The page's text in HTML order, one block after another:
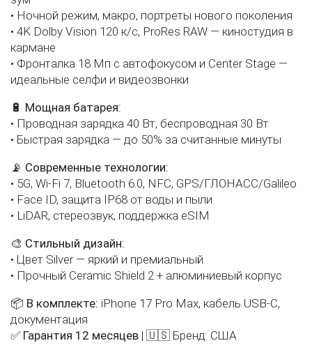
• Ночной режим, макро, портреты нового поколения
• 4K Dolby Vision 120 к/с, ProRes RAW — киностудия в
кармане
• Фронталка 18 Мп с автофокусом и Center Stage —
идеальные селфи и видеозвонки
🔋 Мощная батарея:
• Проводная зарядка 40 Вт, беспроводная 30 Вт
• Быстрая зарядка — до 50% за считанные минуты
📡 Современные технологии:
• 5G, Wi-Fi 7, Bluetooth 6.0, NFC, GPS/ГЛОНАСС/Galileo
• Face ID, защита IP68 от воды и пыли
• LiDAR, стереозвук, поддержка eSIM
🎨 Стильный дизайн:
• Цвет Silver — яркий и премиальный
• Прочный Ceramic Shield 2 + алюминиевый корпус
📦 В комплекте: iPhone 17 Pro Max, кабель USB-C,
документация
✅ Гарантия 12 месяцев | 🇺🇸 Бренд: США